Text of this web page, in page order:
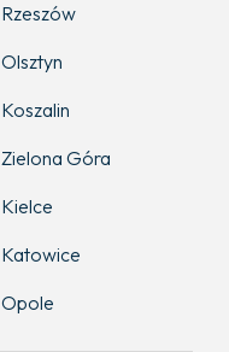
Rzeszów
Olsztyn
Koszalin
Zielona Góra
Kielce
Katowice
Opole